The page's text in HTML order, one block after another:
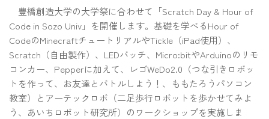
豊橋創造大学の大学祭に合わせて「Scratch Day & Hour of
Code in Sozo Univ」を開催します。基礎を学べるHour of
CodeのMinecraftチュートリアルやTickle（iPad使用）、
Scratch（自由製作）、LEDバッチ、Micro:bitやArduinoのリモ
コンカー、Pepperに加えて、レゴWeDo2.0（つな引きロボッ
トを作って、お友達とバトルしよう！、ももたろうパソコン
教室）とアーテックロボ（二足歩行ロボットを歩かせてみよ
う、あいちロボット研究所）のワークショップを実施しま